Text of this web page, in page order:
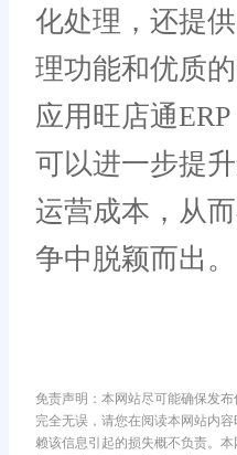
化处理，还提
理功能和优质
应用旺店通
可以进一步提
运营成本，从
争中脱颖而出。
免责声明：本网站尽可能确保发
完全无误，请您在阅读本网站内
赖该信息引起的损失概不负责。